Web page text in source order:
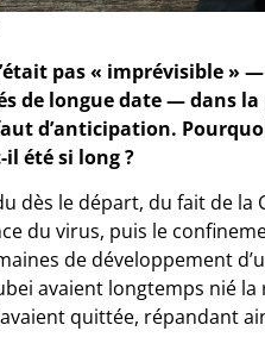
pas « imprévisible »
de longue date — dans
d’anticipation.
été si long ?
dès le départ, du fait de la
du virus, puis le
de développement
avaient longtemps nié
quittée, répandant